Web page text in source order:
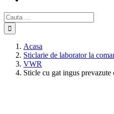
Cautare...
Acasa
Sticlarie de laborator la
VWR
Sticle cu gat ingus